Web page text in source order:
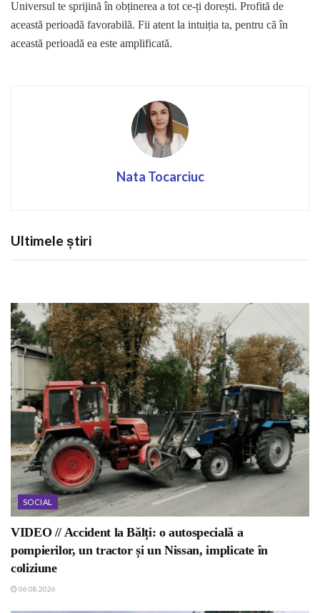
Universul te sprijină în obținerea a tot ce-ți dorești. Profită de
această perioadă favorabilă. Fii atent la intuiția ta, pentru că în
această perioadă ea este amplificată.
Nata Tocarciuc
Ultimele știri
SOCIAL
VIDEO // Accident la Bălți: o autospecială a
pompierilor, un tractor și un Nissan, implicate în
coliziune
06.08.2026